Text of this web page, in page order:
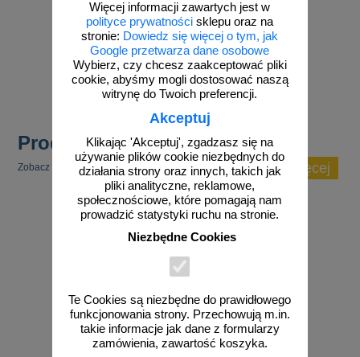
Więcej informacji zawartych jest w
polityce prywatności sklepu oraz na
stronie: Dowiedz się więcej o tym, jak
Google przetwarza dane osobowe
Wybierz, czy chcesz zaakceptować pliki
cookie, abyśmy mogli dostosować naszą
witrynę do Twoich preferencji.
Akceptuj
Klikając 'Akceptuj', zgadzasz się na
używanie plików cookie niezbędnych do
działania strony oraz innych, takich jak
pliki analityczne, reklamowe,
społecznościowe, które pomagają nam
prowadzić statystyki ruchu na stronie.
Niezbędne Cookies
Te Cookies są niezbędne do prawidłowego
funkcjonowania strony. Przechowują m.in.
takie informacje jak dane z formularzy
zamówienia, zawartość koszyka.
zobacz zobacz
Produkty popularne
Zobacz inne popularne produkty w tej kategorii. zobacz więcej